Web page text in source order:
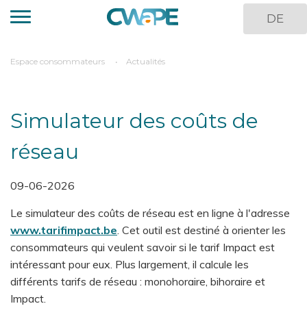
Aller
au
principal
DE
You
Espace consommateurs Actualités
Simulateur des coûts de
réseau
09-06-2026
Le simulateur des coûts de réseau est en ligne à l'adresse
www.tarifimpact.be. Cet outil est destiné à orienter les
consommateurs qui veulent savoir si le tarif Impact est
intéressant pour eux. Plus largement, il calcule les
différents tarifs de réseau : monohoraire, bihoraire et
Impact.